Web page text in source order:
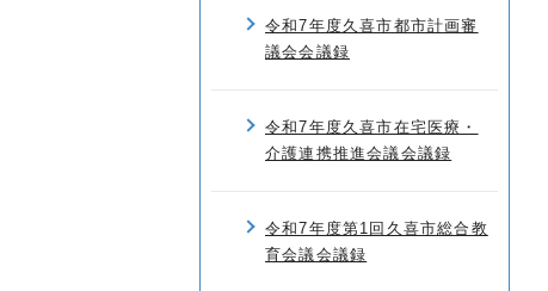
令和7年度久喜市都市計画審
議会会議録
令和7年度久喜市在宅医療・
介護連携推進会議会議録
令和7年度第1回久喜市総合教
育会議会議録